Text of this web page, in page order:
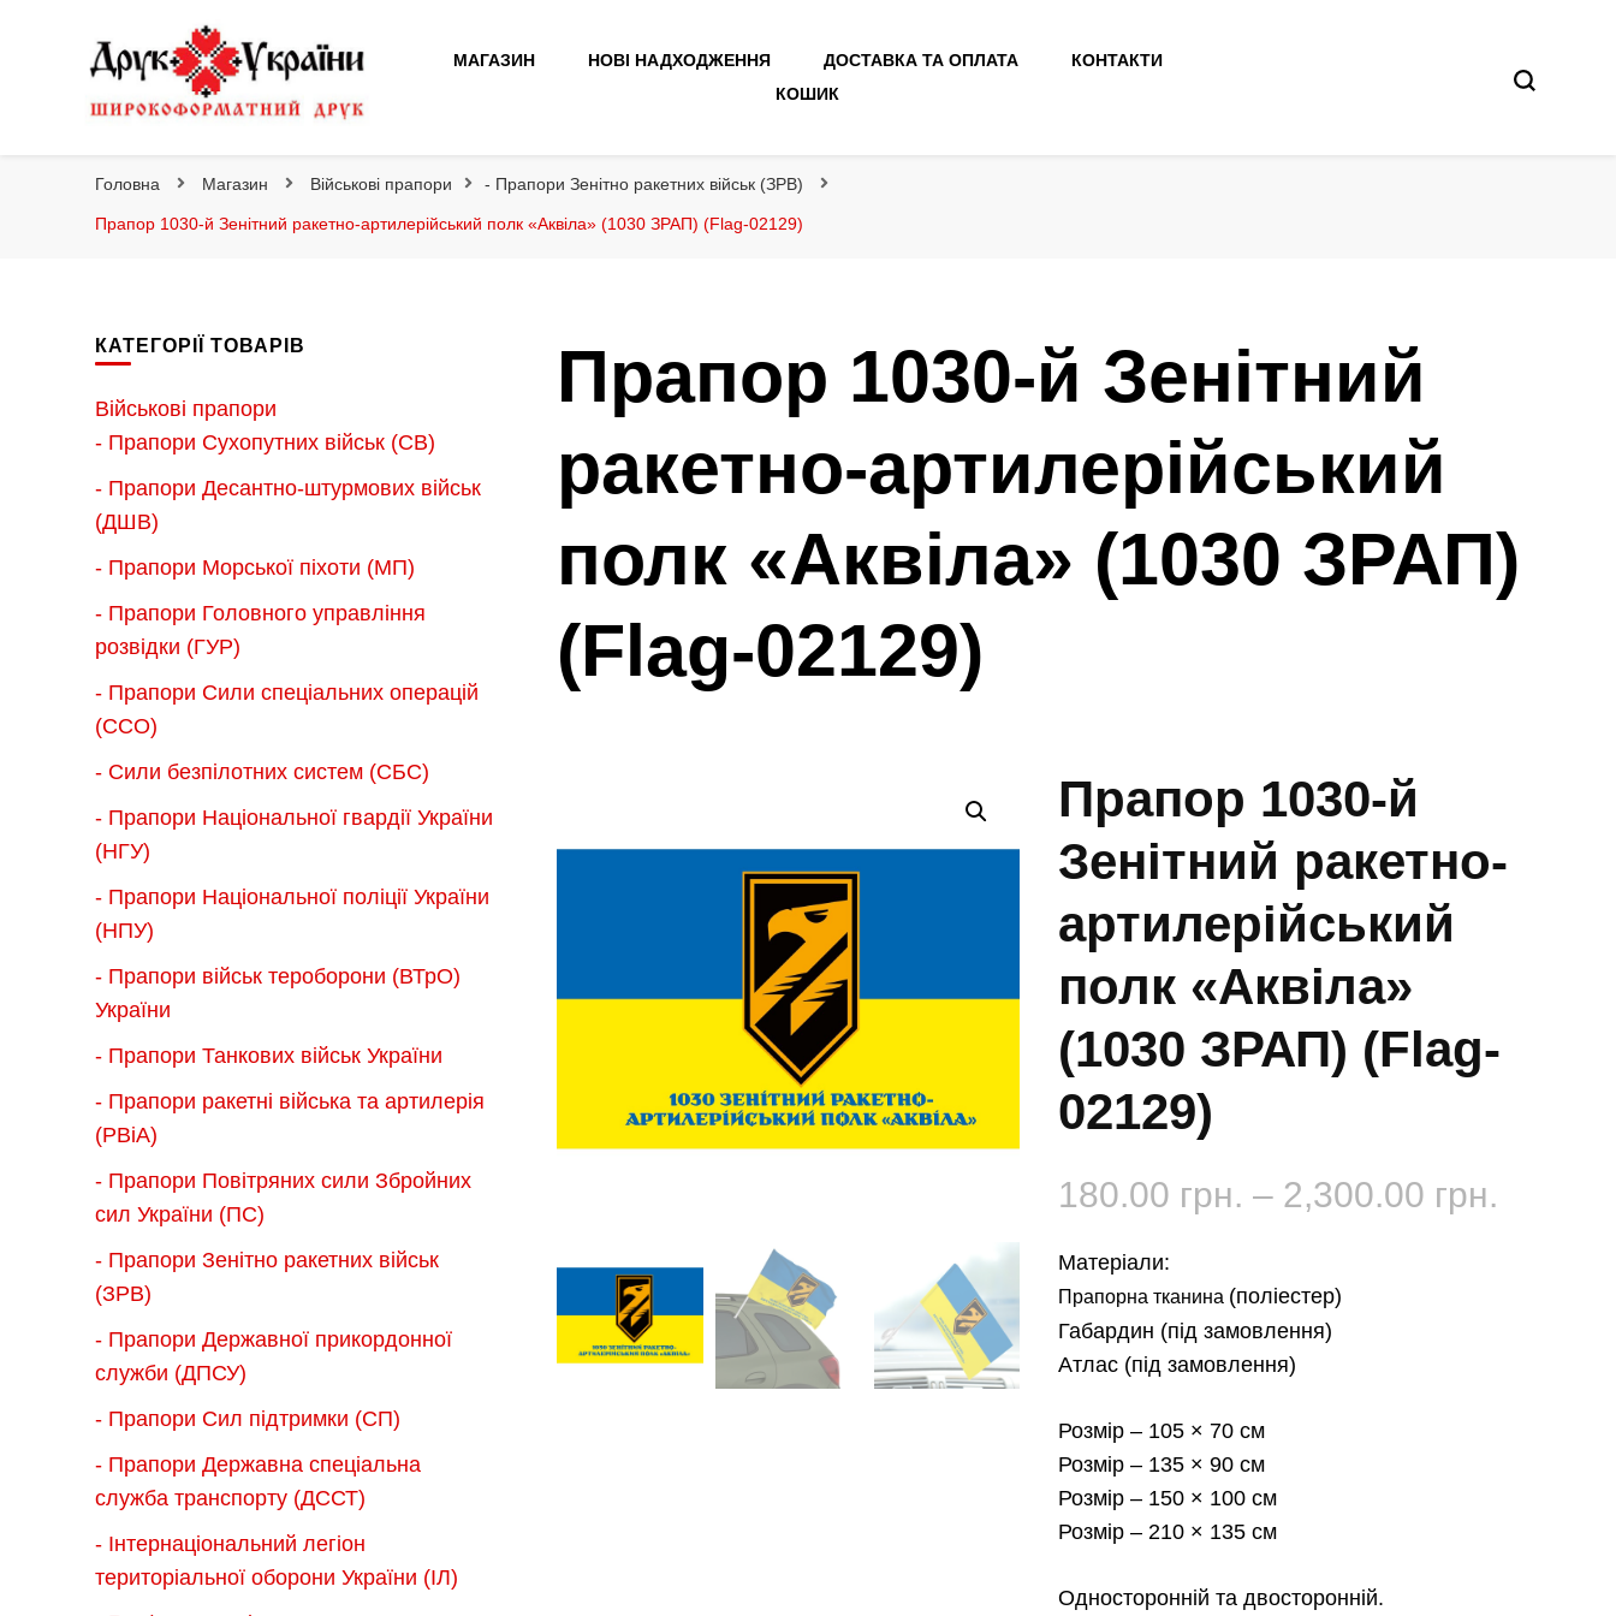
Друк України
МАГАЗИН НОВІ НАДХОДЖЕННЯ ДОСТАВКА ТА ОПЛАТА
КОНТАКТИ
КОШИК
Головна Магазин Військові прапори - Прапори Зенітно ракетних військ (ЗРВ)
Прапор 1030-й Зенітний ракетно-артилерійський полк «Аквіла» (1030 ЗРАП) (Flag-02129)
Прапор 1030-й Зенітний
ракетно-артилерійський
полк «Аквіла» (1030 ЗРАП)
(Flag-02129)
Прапор 1030-й
Зенітний ракетно-
артилерійський
полк «Аквіла»
(1030 ЗРАП) (Flag-
02129)
180.00 грн. – 2,300.00 грн.
Матеріали:
Прапорна тканина (поліестер)
Габардин (під замовлення)
Атлас (під замовлення)
Розмір – 105 × 70 см
Розмір – 135 × 90 см
Розмір – 150 × 100 см
Розмір – 210 × 135 см
Односторонній та двосторонній.
КАТЕГОРІЇ ТОВАРІВ
Військові прапори
- Прапори Сухопутних військ (СВ)
- Прапори Десантно-штурмових військ
(ДШВ)
- Прапори Морської піхоти (МП)
- Прапори Головного управління
розвідки (ГУР)
- Прапори Сили спеціальних операцій
(ССО)
- Сили безпілотних систем (СБС)
- Прапори Національної гвардії України
(НГУ)
- Прапори Національної поліції України
(НПУ)
- Прапори військ тероборони (ВТрО)
України
- Прапори Танкових військ України
- Прапори ракетні війська та артилерія
(РВіА)
- Прапори Повітряних сили Збройних
сил України (ПС)
- Прапори Зенітно ракетних військ
(ЗРВ)
- Прапори Державної прикордонної
служби (ДПСУ)
- Прапори Сил підтримки (СП)
- Прапори Державна спеціальна
служба транспорту (ДССТ)
- Інтернаціональний легіон
територіальної оборони України (ІЛ)